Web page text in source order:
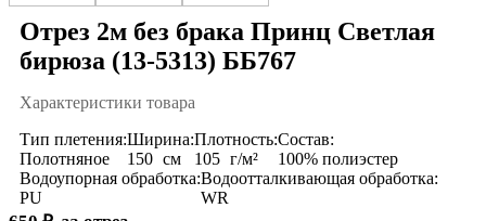
Отрез 2м без брака Принц Светлая
бирюза (13-5313) ББ767
Характеристики товара
Тип плетения:
Полотняное
Ширина:
150 см
Плотность:
105 г/м²
Состав:
100% полиэстер
Водоупорная обработка:
PU
Водоотталкивающая обработка:
WR